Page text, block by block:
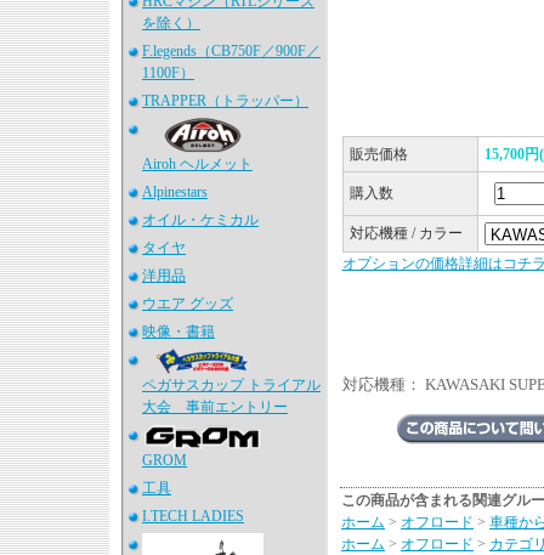
を除く）
F.legends（CB750F／900F／
1100F）
TRAPPER（トラッパー）
Airoh ヘルメット
Alpinestars
オイル・ケミカル
タイヤ
洋用品
ウエア グッズ
映像・書籍
ペガサスカップ トライアル
大会 事前エントリー
GROM
工具
I.TECH LADIES
販売価格 15,700
購入数
対応機種 / カラー
オプションの価格詳細はコチ
対応機種： KAWASAKI
この商品が含まれる関連グル
ホーム > オフロード > 車種か
ホーム > オフロード > カテゴ